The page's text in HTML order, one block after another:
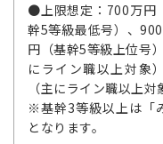
●上限想定：700万円
幹5等級最低号）、
円（基幹5等級上位号
にライン職以上対象
（主にライン職以上対
※基幹3等級以上は「
となります。